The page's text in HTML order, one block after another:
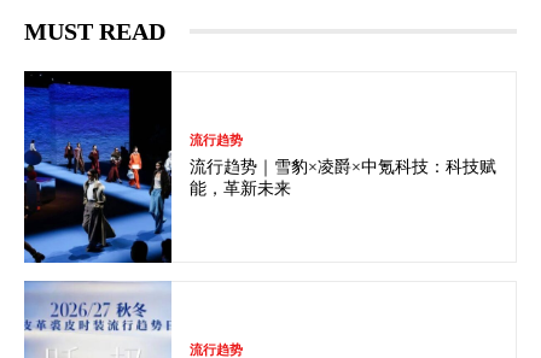
MUST READ
流行趋势
流行趋势｜雪豹×凌爵×中氪科技：科技赋
能，革新未来
流行趋势